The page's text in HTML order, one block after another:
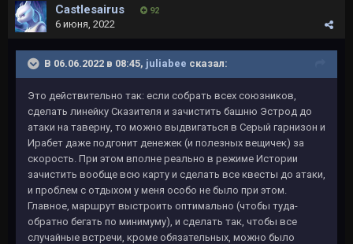
Castlesairus 92
6 июня, 2022
В 06.06.2022 в 08:45, juliabee сказал:
Это действительно так: если собрать всех союзников,
сделать линейку Сказителя и зачистить башню Эстрод до
атаки на таверну, то можно выдвигаться в Серый гарнизон и
Ирабет даже подгонит денежек (и полезных вещичек) за
скорость. При этом вполне реально в режиме Истории
зачистить вообще всю карту и сделать все квесты до атаки,
и проблем с отдыхом у меня особо не было при этом.
Главное, маршрут выстроить оптимально (чтобы туда-
обратно бегать по минимуму), и сделать так, чтобы все
случайные встречи, кроме обязательных, можно было